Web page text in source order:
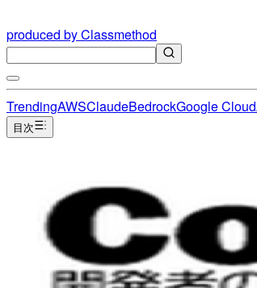
produced by Classmethod
TrendingAWSClaudeBedrockGoogle Cloud
目次